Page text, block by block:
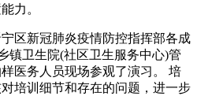
力。
区新冠肺炎疫情防控指挥部各成
镇卫生院(社区卫生服务中心)管
医务人员现场参观了演习。 培
培训细节和存在的问题，进一步